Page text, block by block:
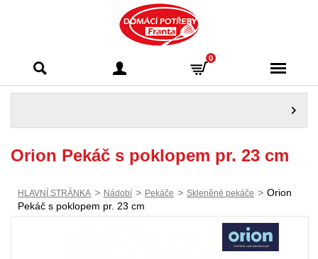
Franta - Příbram
0
Orion Pekáč s poklopem pr. 23 cm
HLAVNÍ STRÁNKA > Nádobí > Pekáče > Skleněné pekáče > Orion
Pekáč s poklopem pr. 23 cm